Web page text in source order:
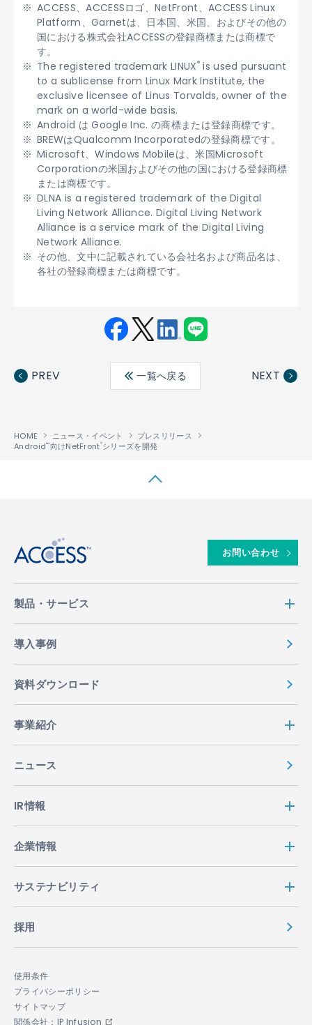
ACCESS、ACCESSロゴ、NetFront、ACCESS Linux
Platform、Garnetは、日本国、米国、およびその他の
国における株式会社ACCESSの登録商標または商標で
す。
The registered trademark LINUX®is used pursuant
to a sublicense from Linux Mark Institute, the
exclusive licensee of Linus Torvalds, owner of the
mark on a world-wide basis.
Android は Google Inc. の商標または登録商標です。
BREWはQualcomm Incorporatedの登録商標です。
Microsoft、Windows Mobileは、米国Microsoft
Corporationの米国およびその他の国における登録商標
または商標です。
DLNA is a registered trademark of the Digital
Living Network Alliance. Digital Living Network
Alliance is a service mark of the Digital Living
Network Alliance.
その他、文中に記載されている会社名および商品名は、
各社の登録商標または商標です。
ebo ter
edin
PREV 一覧へ戻る NEXT
HOME ニュース・イベント
プレスリリース
Android™向けNetFront®シリーズを開発
お問い合わせ
製品・サービス
導入事例
資料ダウンロード
事業紹介
ニュース
IR情報
企業情報
サステナビリティ
採用
使用条件
プライバシーポリシー
サイトマップ
関係会社：IP Infusion